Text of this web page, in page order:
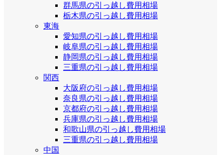
群馬県の引っ越し費用相場
栃木県の引っ越し費用相場
東海
愛知県の引っ越し費用相場
岐阜県の引っ越し費用相場
静岡県の引っ越し費用相場
三重県の引っ越し費用相場
関西
大阪府の引っ越し費用相場
奈良県の引っ越し費用相場
京都府の引っ越し費用相場
兵庫県の引っ越し費用相場
和歌山県の引っ越し費用相場
三重県の引っ越し費用相場
中国